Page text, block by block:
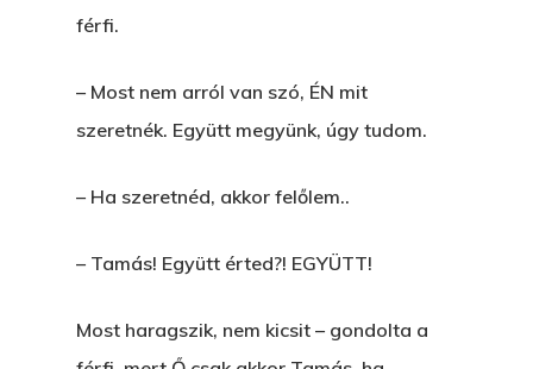
férfi.
– Most nem arról van szó, ÉN mit
szeretnék. Együtt megyünk, úgy tudom.
– Ha szeretnéd, akkor felőlem..
– Tamás! Együtt érted?! EGYÜTT!
Most haragszik, nem kicsit – gondolta a